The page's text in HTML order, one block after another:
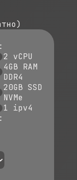
2 vCPU
4GB RAM
DDR4
20GB SSD
NVMe
1 ipv4